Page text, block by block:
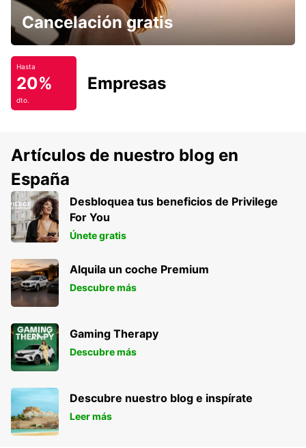
Cancelación gratis
Hasta
20%
dto.
Empresas
Artículos de nuestro blog en
España
Desbloquea tus beneficios de Privilege
For You
Únete gratis
Alquila un coche Premium
Descubre más
Gaming Therapy
Descubre más
Descubre nuestro blog e inspírate
Leer más